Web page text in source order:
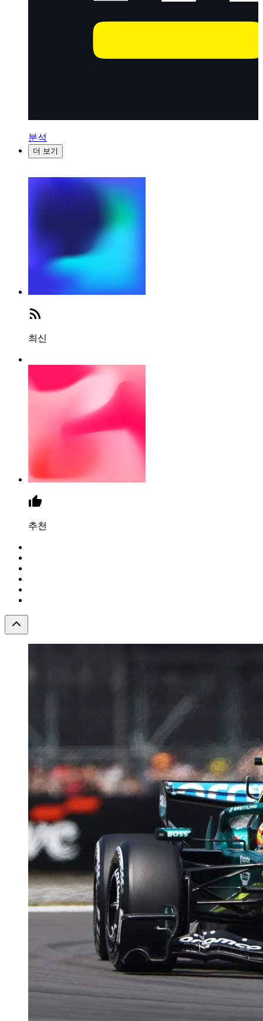
분석
더 보기
최신
추천